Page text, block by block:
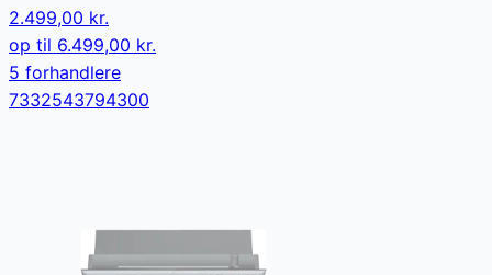
2.499,00 kr.
op til 6.499,00 kr.
5 forhandlere
7332543794300